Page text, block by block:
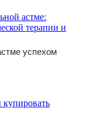
астме:
терапии и
успехом